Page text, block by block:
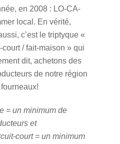
en 2008 : LO-CA-
local. En vérité,
c’est le triptyque «
/ fait-maison » qui
dit, achetons des
de notre région
= un minimum de
et
court = un minimum